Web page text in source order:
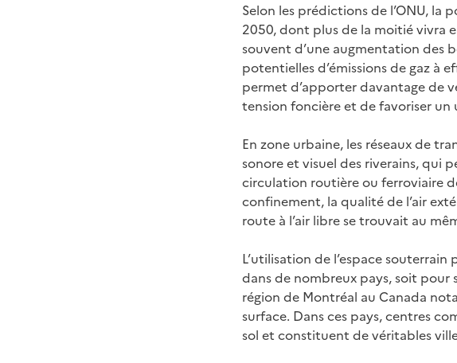
Selon les prédictions de l’ONU,
2050, dont plus de la moitié vivra
souvent d’une augmentation des
potentielles d’émissions de gaz à
permet d’apporter davantage de
tension foncière et de favoriser un
En zone urbaine, les réseaux de
sonore et visuel des riverains, qui
circulation routière ou ferroviaire
confinement, la qualité de l’air
route à l’air libre se trouvait au
L’utilisation de l’espace
dans de nombreux pays, soit pour
région de Montréal au Canada
surface. Dans ces pays, centres
sol et constituent de véritables